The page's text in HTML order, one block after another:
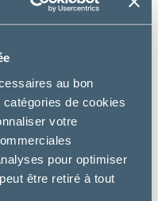
au bon
catégories de cookies
votre
pour optimiser
être retiré à tout